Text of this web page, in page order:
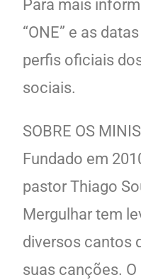
Para mais
“ONE” e as
perfis oficiais
sociais.
SOBRE OS
Fundado em
pastor Thiago
Mergulhar tem
diversos cantos
suas canções.